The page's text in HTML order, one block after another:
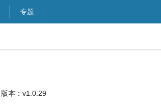
专题
版本：v1.0.29